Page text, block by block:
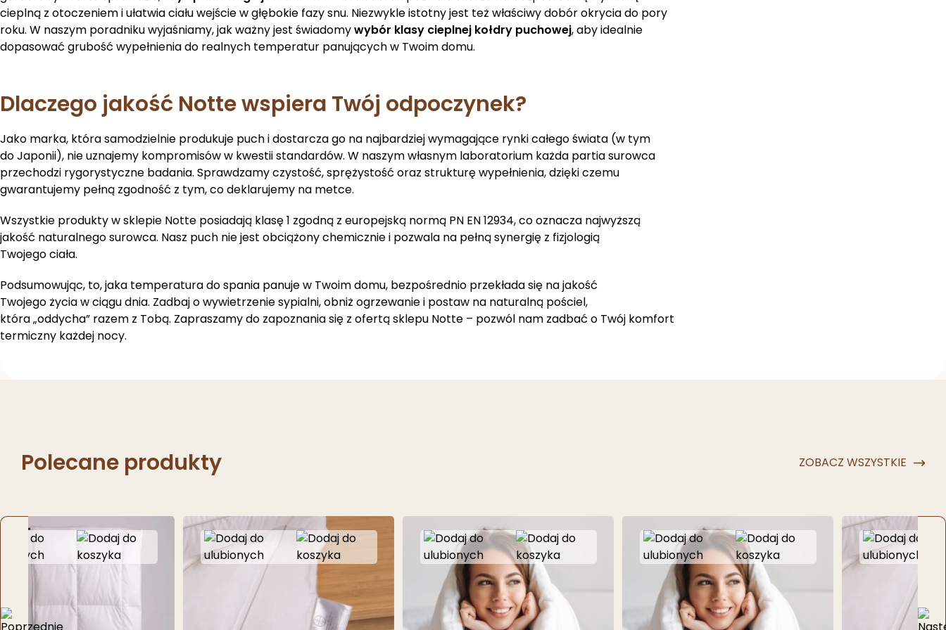
cieplną z otoczeniem i ułatwia ciału wejście w głębokie fazy snu. Niezwykle istotny jest też właściwy dobór okrycia do pory
roku. W naszym poradniku wyjaśniamy, jak ważny jest świadomywybór klasy cieplnej kołdry puchowej, aby idealnie
dopasować grubość wypełnienia do realnych temperatur panujących w Twoim domu.
Dlaczego jakość Notte wspiera Twój odpoczynek?
Jako marka, która samodzielnie produkuje puch i dostarcza go na najbardziej wymagające rynki całego świata (w tym
do Japonii), nie uznajemy kompromisów w kwestii standardów. W naszym własnym laboratorium każda partia surowca
przechodzi rygorystyczne badania. Sprawdzamy czystość, sprężystość oraz strukturę wypełnienia, dzięki czemu
gwarantujemy pełną zgodność z tym, co deklarujemy na metce.
Wszystkie produkty w sklepie Notte posiadają klasę 1 zgodną z europejską normą PN EN 12934, co oznacza najwyższą
jakość naturalnego surowca. Nasz puch nie jest obciążony chemicznie i pozwala na pełną synergię z fizjologią
Twojego ciała.
Podsumowując, to, jaka temperatura do spania panuje w Twoim domu, bezpośrednio przekłada się na jakość
Twojego życia w ciągu dnia. Zadbaj o wywietrzenie sypialni, obniż ogrzewanie i postaw na naturalną pościel,
która „oddycha” razem z Tobą. Zapraszamy do zapoznania się z ofertą sklepu Notte – pozwól nam zadbać o Twój komfort
termiczny każdej nocy.
Polecane produkty ZOBACZ WSZYSTKIE